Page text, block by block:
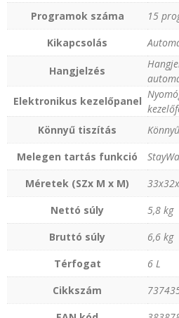
Programok száma
15
Kikapcsolás
Hangjelzés
Elektronikus kezelőpanel
Könnyű tiszítás
Melegen tartás funkció
Méretek (SZx M x M)
Nettó súly
5,8 kg
Bruttó súly
6,6 kg
Térfogat
6 L
Cikkszám